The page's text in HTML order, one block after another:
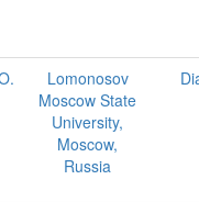
Lomonosov
Moscow State
University,
Moscow,
Russia